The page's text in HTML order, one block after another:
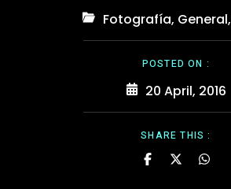
Fotografía, General,
POSTED ON :
20 April, 2016
SHARE THIS :